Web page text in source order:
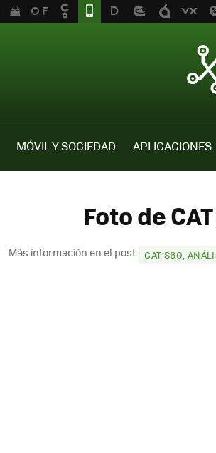
MÓVIL Y SOCIEDAD APLICACIONES
Foto de
Más información en el post CAT S60,